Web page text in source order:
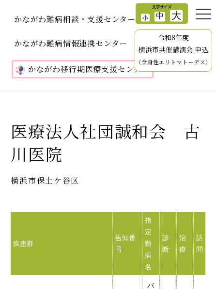
かながわ難病相談・支援センター
かながわ難病情報連携センター
かながわ移行期医療支援センター
令和8年度
横浜市共催講演会 申込
（全身性エリトマトーデス）
医療法人社団誠和会 古
川医院
横浜市保土ケ谷区
疾患群
告知番
号
指
定
難
病
名
診
断
治
療
訪
問
パ